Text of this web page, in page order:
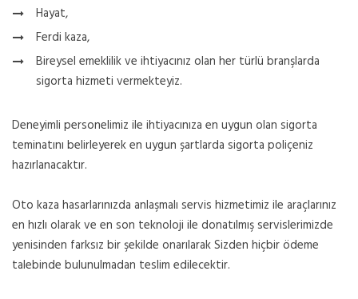
Hayat,
Ferdi kaza,
Bireysel emeklilik ve ihtiyacınız olan her türlü branşlarda
sigorta hizmeti vermekteyiz.
Deneyimli personelimiz ile ihtiyacınıza en uygun olan sigorta
teminatını belirleyerek en uygun şartlarda sigorta poliçeniz
hazırlanacaktır.
Oto kaza hasarlarınızda anlaşmalı servis hizmetimiz ile araçlarınız
en hızlı olarak ve en son teknoloji ile donatılmış servislerimizde
yenisinden farksız bir şekilde onarılarak Sizden hiçbir ödeme
talebinde bulunulmadan teslim edilecektir.